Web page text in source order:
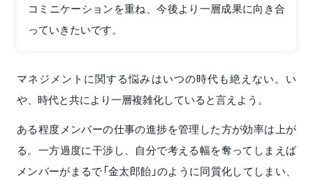
コミニケーションを重ね、今後より一層成果に向き合
っていきたいです。
マネジメントに関する悩みはいつの時代も絶えない。い
や、時代と共により一層複雑化していると言えよう。
ある程度メンバーの仕事の進捗を管理した方が効率は上が
る。一方過度に干渉し、自分で考える幅を奪ってしまえば
メンバーがまるで「金太郎飴」のように同質化してしまい、